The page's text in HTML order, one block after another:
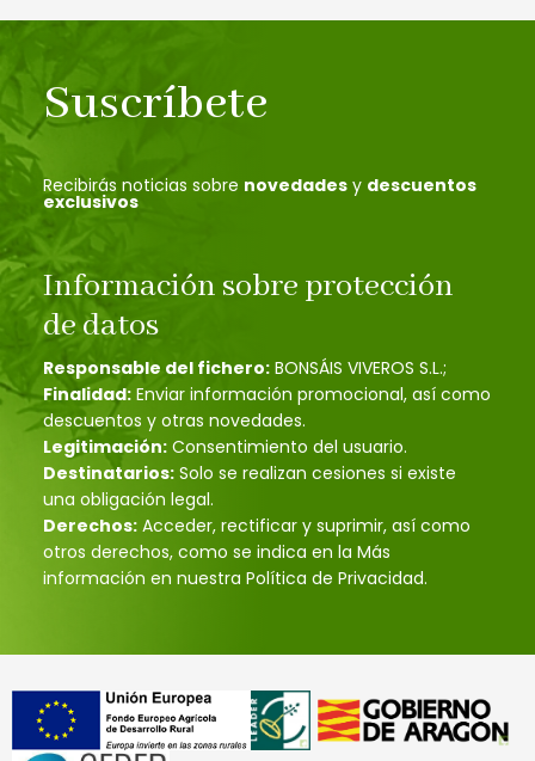
Suscríbete
Recibirás noticias sobre novedades y descuentos
exclusivos
Información sobre protección
de datos
Responsable del fichero: BONSÁIS VIVEROS S.L.;
Finalidad: Enviar información promocional, así como
descuentos y otras novedades.
Legitimación: Consentimiento del usuario.
Destinatarios: Solo se realizan cesiones si existe
una obligación legal.
Derechos: Acceder, rectificar y suprimir, así como
otros derechos, como se indica en la Más
información en nuestra Política de Privacidad.